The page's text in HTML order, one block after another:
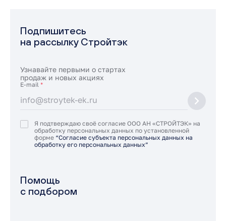
Подпишитесь
на рассылку Стройтэк
Узнавайте первыми о стартах
продаж и новых акциях
E-mail *
Я подтверждаю своё согласие ООО АН «СТРОЙТЭК» на
обработку персональных данных по установленной
форме “Согласие субъекта персональных данных на
обработку его персональных данных”
Помощь
с подбором